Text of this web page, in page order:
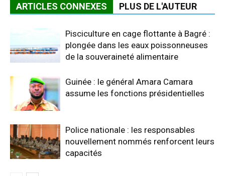
ARTICLES CONNEXES PLUS DE L'AUTEUR
Pisciculture en cage flottante à Bagré :
plongée dans les eaux poissonneuses
de la souveraineté alimentaire
Guinée : le général Amara Camara
assume les fonctions présidentielles
Police nationale : les responsables
nouvellement nommés renforcent leurs
capacités